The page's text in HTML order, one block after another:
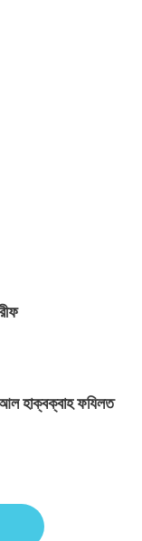
হাক্বক্বাহ ফযিলত